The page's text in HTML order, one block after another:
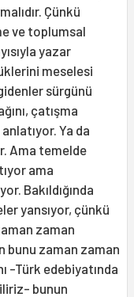
Çünkü
ve toplumsal
yazar
meselesi
sürgünü
çatışma
Ya da
Ama temelde
ama
Bakıldığında
yansıyor, çünkü
zaman
bunu zaman zaman
-Türk edebiyatında
bunun